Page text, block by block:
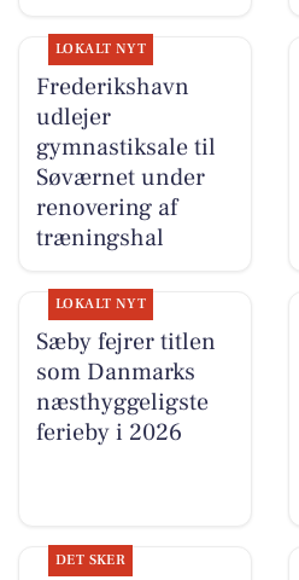
LOKALT NYT
Frederikshavn
udlejer
gymnastiksale til
Søværnet under
renovering af
træningshal
LOKALT NYT
Sæby fejrer titlen
som Danmarks
næsthyggeligste
ferieby i 2026
DET SKER